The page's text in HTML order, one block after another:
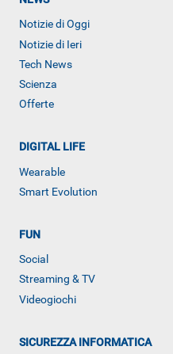
Notizie di Oggi
Notizie di Ieri
Tech News
Scienza
Offerte
DIGITAL LIFE
Wearable
Smart Evolution
FUN
Social
Streaming & TV
Videogiochi
SICUREZZA INFORMATICA